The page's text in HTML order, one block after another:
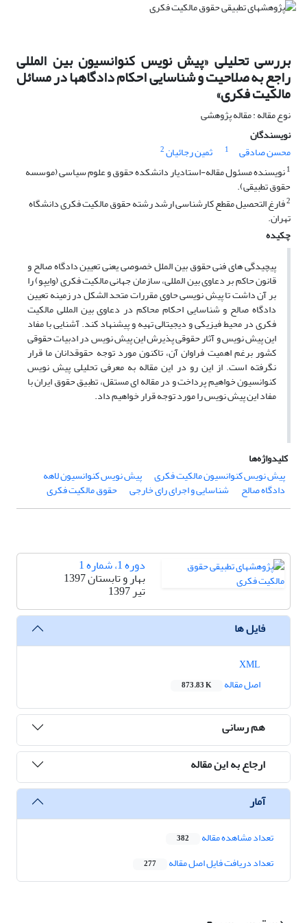
بررسی تحلیلی «پیش نویس کنوانسیون بین المللی
راجع به صلاحیت و شناسایی احکام دادگاهها در مسائل
مالکیت فکری»
نوع مقاله : مقاله پژوهشی
نویسندگان
محسن صادقی
1 ثمین رجائیان2
1نویسنده مسئول مقاله-استادیار دانشکده حقوق و علوم سیاسی (موسسه
حقوق تطبیقی).
2فارغ التحصیل مقطع کارشناسی ارشد رشته حقوق مالکیت فکری دانشگاه
تهران.
چکیده
پیچیدگی های فنی حقوق بین الملل خصوصی یعنی تعیین دادگاه صالح و
قانون حاکم بر دعاوی بین المللی، سازمان جهانی مالکیت فکری (وایپو) را
بر آن داشت تا پیش نویسی حاوی مقررات متحد الشکل در زمینه تعیین
دادگاه صالح و شناسایی احکام محاکم در دعاوی بین المللی مالکیت
فکری در محیط فیزیکی و دیجیتالی تهیه و پیشنهاد کند. آشنایی با مفاد
این پیش نویس و آثار حقوقی پذیرش این پیش نویس در ادبیات حقوقی
کشور برغم اهمیت فراوان آن، تاکنون مورد توجه حقوقدانان ما قرار
نگرفته است. از این رو در این مقاله به معرفی تحلیلی پیش نویس
کنوانسیون خواهیم پرداخت و در مقاله ای مستقل، تطبیق حقوق ایران با
مفاد این پیش نویس را مورد توجه قرار خواهیم داد.
کلیدواژه‌ها
پیش نویس کنوانسیون مالکیت فکری
پیش نویس کنوانسیون لاهه
دادگاه صالح شناسایی و اجرای رای خارجی حقوق مالکیت فکری
دوره 1، شماره 1
بهار و تابستان 1397
تیر 1397
فایل ها
اصل مقاله
873.83 K
هم رسانی
ارجاع به این مقاله
آمار
تعداد مشاهده مقاله 382
تعداد دریافت فایل اصل مقاله 277